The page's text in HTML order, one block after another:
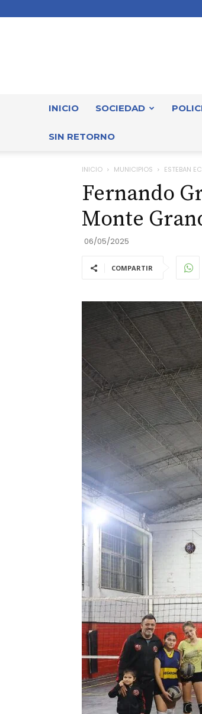
INICIO SOCIEDAD
SIN RETORNO
INICIO MUNICIPIOS ESTEBAN
Fernando
Monte
06/05/2025
COMPARTIR